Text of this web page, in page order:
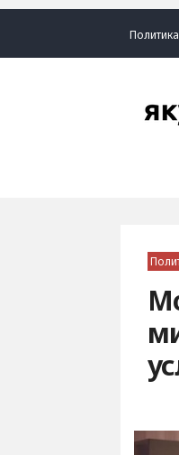
Политика